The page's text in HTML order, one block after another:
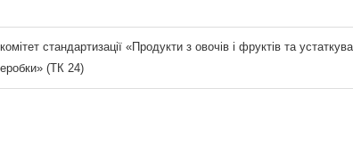
стандартизації «Продукти з овочів і фруктів та
(ТК 24)